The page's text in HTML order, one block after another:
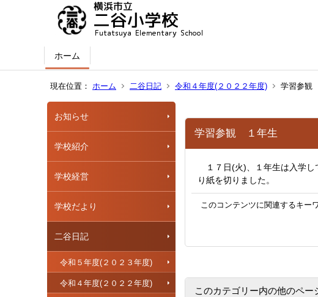
ホーム
現在位置： ホーム 二谷日記 令和４年度(２０２２年度) 学習参観
お知らせ
学校紹介
学校経営
学校だより
二谷日記
令和５年度(２０２３年度)
令和４年度(２０２２年度)
学習参観 １年生
１７日(火)、１年生は入学し
り紙を切りました。
このコンテンツに関連するキー
このカテゴリー内の他のペー